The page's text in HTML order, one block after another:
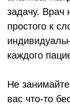
задачу. Врач
простого к
каждого
Не
вас что-то